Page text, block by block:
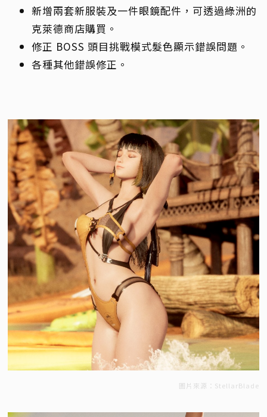
新增兩套新服裝及一件眼鏡配件，可透過綠洲的
克萊德商店購買。
修正 BOSS 頭目挑戰模式髮色顯示錯誤問題。
各種其他錯誤修正。
圖片來源：StellarBlade